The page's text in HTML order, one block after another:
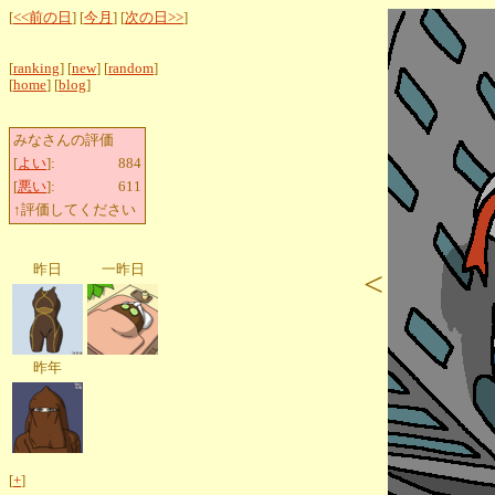
[<<前の日 ] [今月 ] [次の日>>]
[ranking] [new] [random]
[home] [blog]
みなさんの評価
[よい]:
884
[悪い]:
611
↑評価してください
昨日 一昨日
昨年
[+]
<